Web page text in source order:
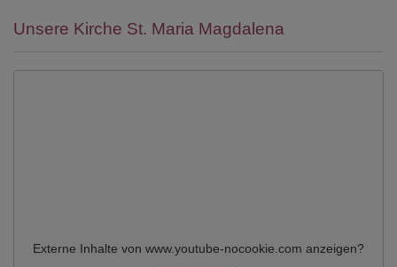
Unsere Kirche St. Maria Magdalena
Externe Inhalte von www.youtube-nocookie.com anzeigen?